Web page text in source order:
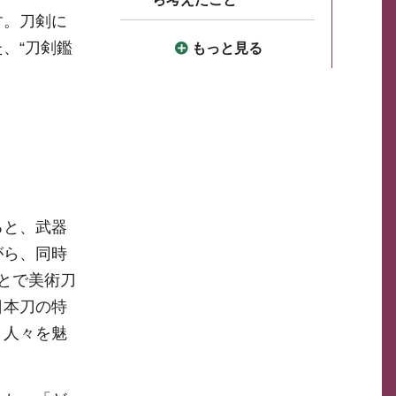
刀剣に
“刀剣鑑
、武器
、同時
で美術刀
刀の特
々を魅
もっと見る